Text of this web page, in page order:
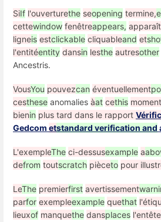
SiIf l'ouverturethe seopening termine,
cettewindow fenêtreappears,
ligneis estclickable cliquableand et
l'entitéentity dansin lesthe autresother
Ancestris.
VousYou pouvezcan éventuellement
cesthese anomalies àat cethis moment
bienin plus tard dans le rapport
Gedcom etstandard verification and
L'exempleThe ci-dessusexample a
defrom toutscratch pièceto pour
LeThe premierfirst avertissement
parfor exempleexample quethat
lieuxof manquethe dansplaces